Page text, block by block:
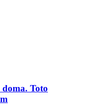
doma. Toto